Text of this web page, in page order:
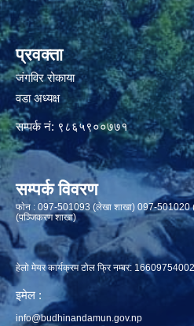
प्रवक्ता
जंगविर रोकाया
वडा अध्यक्ष
सम्पर्क नं: ९८६५९००७७१
सम्पर्क विवरण
फाेन : 097-501093 (लेखा शाखा) 097-501020
(पञ्जिकरण शाखा)
हेलो मेयर कार्यक्रम टोल फ्रि नम्बर: 16609754002
इमेल :
info@budhinandamun.gov.np